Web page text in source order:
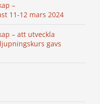
–
11-12 mars 2024
– att utveckla
gavs